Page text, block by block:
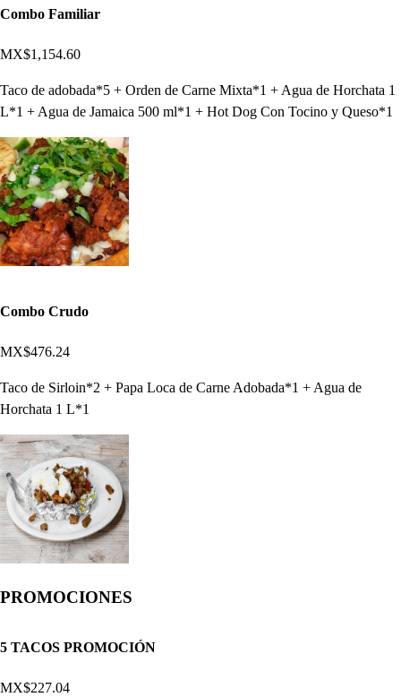
Combo Familiar
MX$1,154.60
Taco de adobada*5 + Orden de Carne Mixta*1 + Agua de Horchata 1
L*1 + Agua de Jamaica 500 ml*1 + Hot Dog Con Tocino y Queso*1
Combo Crudo
MX$476.24
Taco de Sirloin*2 + Papa Loca de Carne Adobada*1 + Agua de
Horchata 1 L*1
PROMOCIONES
5 TACOS PROMOCIÓN
MX$227.04